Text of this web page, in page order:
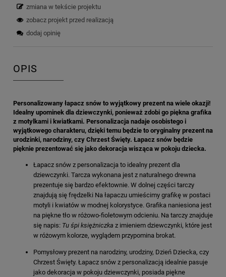
zmiana w tekście projektu
zobacz projekt przed realizacją
dodaj opinię
OPIS
Personalizowany łapacz snów to wyjątkowy prezent na wiele okazji!
Idealny upominek dla dziewczynki, ponieważ zdobi go piękna grafika
z motylkami i kwiatkami. Personalizacja nadaje osobistego i
wyjątkowego charakteru, dzięki temu będzie to oryginalny prezent na
urodzinki, narodziny, czy Chrzest Święty. Łapacz snów będzie
pięknie prezentować się jako dekoracja wisząca w pokoju dziecka.
Łapacz snów z personalizacja to idealny prezent dla
dziewczynki. Tarcza wykonana jest z naturalnego drewna
prezentuje się bardzo efektownie. W dolnej części tarczy
znajdują się frędzelki Na łapaczu umieścimy grafikę w postaci
motyli i kwiatów w modnej kolorystyce. Grafika naniesiona jest
na piękne tło w różowo-fioletowym odcieniu. Na tarczy znajduje
się napis: Tu śpi księżniczka z imieniem dziewczynki, które jest
w różowym kolorze, wyglądem przypomina brokat.
Pomysłowy prezent na narodziny, urodziny, Dzień Dziecka, czy
Chrzest Święty. Łapacz snów z personalizacją idealnie pasuje
jako dekoracja w pokoju dziewczynki, posiada piękne